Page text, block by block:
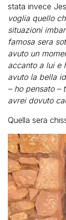
stata invece
voglia quello
situazioni
famosa sera
avuto un
accanto a lui e
avuto la bella
– ho pensato –
avrei dovuto
Quella sera